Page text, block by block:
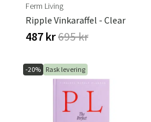
Ferm Living
Ripple Vinkaraffel - Clear
487 kr695 kr
-20% Rask levering